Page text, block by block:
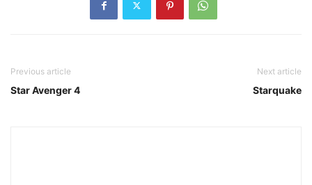
Previous article
Star Avenger 4
Next article
Starquake